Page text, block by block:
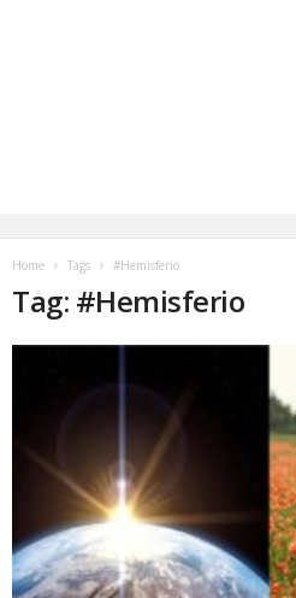
Home Tags #Hemisferio
Tag: #Hemisferio